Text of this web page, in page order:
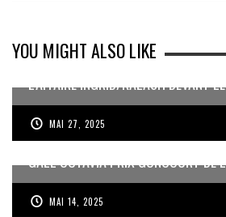
YOU MIGHT ALSO LIKE
L’AFFAIRE INGRID/KALASH DEVANT
MAI 27, 2025
GAËL OCTAVIA PRIX GONCOURT DE
MAI 14, 2025